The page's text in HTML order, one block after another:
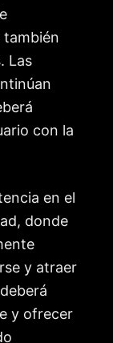
Las
con la
en el
donde
y atraer
y ofrecer